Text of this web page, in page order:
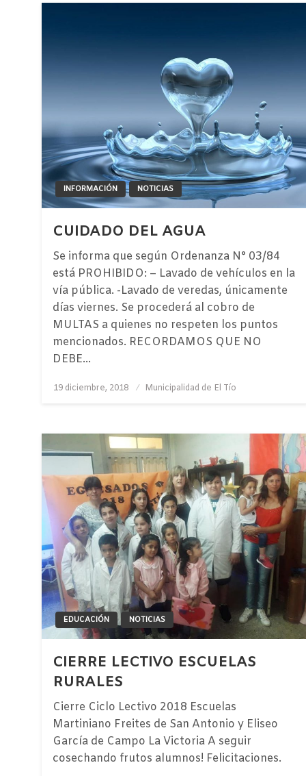
INFORMACIÓN NOTICIAS
CUIDADO DEL AGUA
Se informa que según Ordenanza N° 03/84
está PROHIBIDO: – Lavado de vehículos en la
vía pública. -Lavado de veredas, únicamente
días viernes. Se procederá al cobro de
MULTAS a quienes no respeten los puntos
mencionados. RECORDAMOS QUE NO
DEBE…
Publicado
19 diciembre, 2018 Municipalidad de El Tío
EDUCACIÓN NOTICIAS
CIERRE LECTIVO ESCUELAS
RURALES
Cierre Ciclo Lectivo 2018 Escuelas
Martiniano Freites de San Antonio y Eliseo
García de Campo La Victoria A seguir
cosechando frutos alumnos! Felicitaciones.